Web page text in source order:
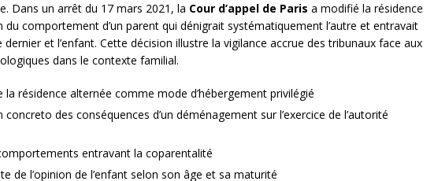
Dans un arrêt du 17 mars 2021, la Cour d’appel de Paris a modifié la résidence
du comportement d’un parent qui dénigrait systématiquement l’autre et entravait
et l’enfant. Cette décision illustre la vigilance accrue des tribunaux face aux
dans le contexte familial.
la résidence alternée comme mode d’hébergement privilégié
concreto des conséquences d’un déménagement sur l’exercice de l’autorité
entravant la coparentalité
de l’opinion de l’enfant selon son âge et sa maturité